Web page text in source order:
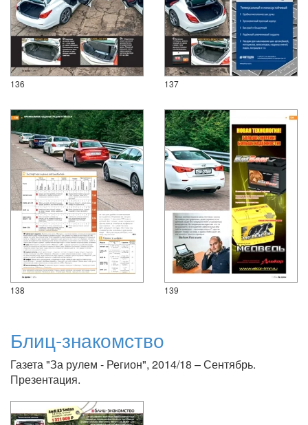
136 137
138 139
Блиц-знакомство
Газета "За рулем - Регион", 2014/18 – Сентябрь.
Презентация.